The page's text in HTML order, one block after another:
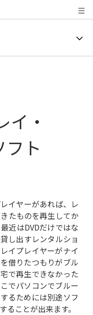
イ・
ト
イヤーがあれば、レ
たものを再生してか
近はDVDだけではな
し出すレンタルショ
イプレイヤーがナイ
借りたつもりがブル
で再生できなかった
でパソコンでブルー
るためには別途ソフ
ることが出来ます。